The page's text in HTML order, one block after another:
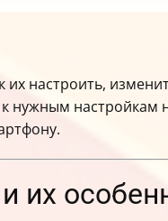
настроить,
нужным настройкам
их